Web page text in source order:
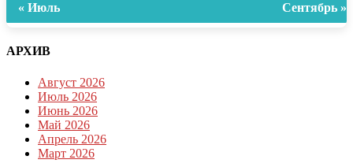
« Июль Сентябрь »
АРХИВ
Август 2026
Июль 2026
Июнь 2026
Май 2026
Апрель 2026
Март 2026